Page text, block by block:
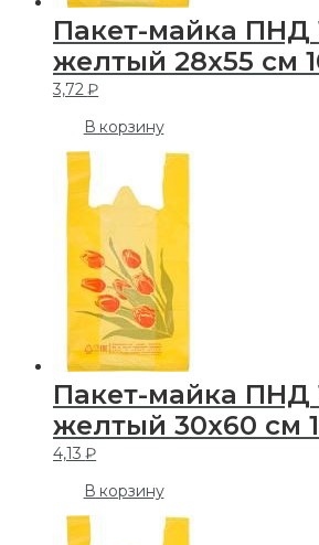
Пакет-майка
желтый 28х55 см
3,72₽
В корзину
Пакет-майка
желтый 30х60 см
4,13₽
В корзину